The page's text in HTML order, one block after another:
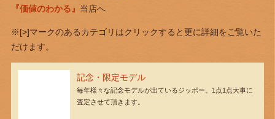
『価値のわかる』 当店へ
※[>]マークのあるカテゴリはクリックすると更に詳細をご覧いた
だけます。
記念・限定モデル
毎年様々な記念モデルが出ているジッポー。1点1点大事に
査定させて頂きます。